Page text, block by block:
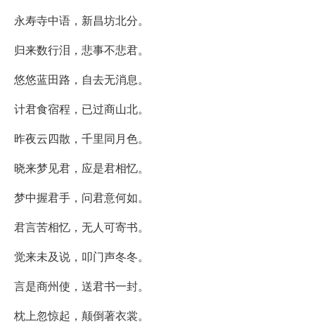
永寿寺中语，新昌坊北分。
归来数行泪，悲事不悲君。
悠悠蓝田路，自去无消息。
计君食宿程，已过商山北。
昨夜云四散，千里同月色。
晓来梦见君，应是君相忆。
梦中握君手，问君意何如。
君言苦相忆，无人可寄书。
觉来未及说，叩门声冬冬。
言是商州使，送君书一封。
枕上忽惊起，颠倒著衣裳。